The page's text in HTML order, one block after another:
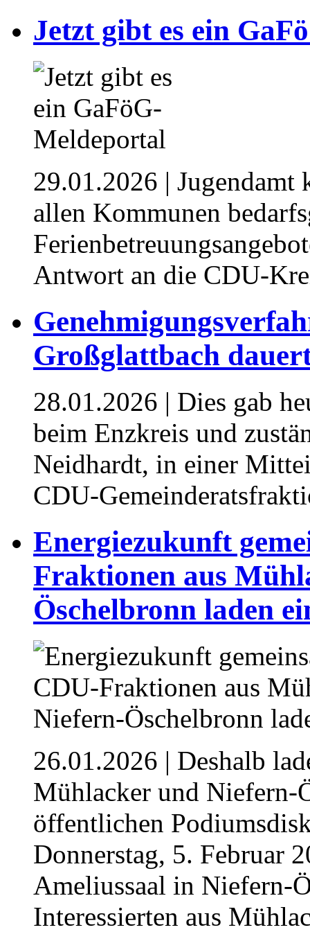
Jetzt gibt es ein
29.01.2026 | Jugendamt
allen Kommunen
Antwort an die CDU-
Großglattbach
28.01.2026 | Dies gab
beim Enzkreis und
Neidhardt, in einer
CDU-
Energiezukunft
Fraktionen aus
Öschelbronn laden
26.01.2026 | Deshalb
Mühlacker und Niefern-
öffentlichen
Donnerstag, 5. Februar
Ameliussaal in Niefern-
Interessierten aus